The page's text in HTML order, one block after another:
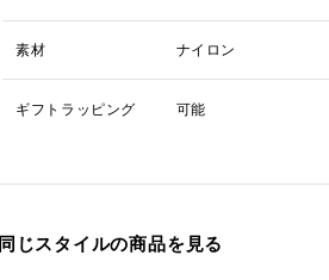
素材 ナイロン
ギフトラッピング 可能
同じスタイルの商品を見る